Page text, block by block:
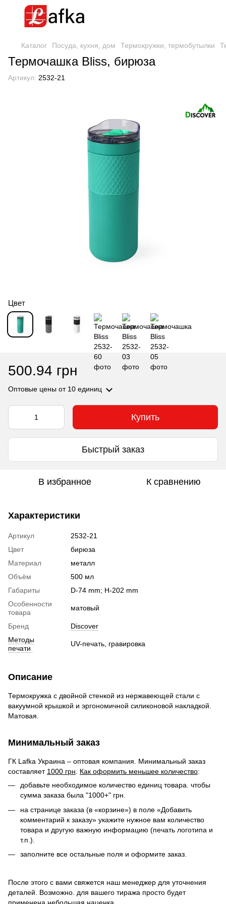
Каталог Посуда, кухня, дом Термокружки, термобутылки
Термочашка Bliss, бирюза
Артикул: 2532-21
Цвет
500.94 грн
Оптовые цены от 10 единиц
Купить
Быстрый заказ
В избранное К сравнению
Характеристики
Артикул
2532-21
Цвет
бирюза
Материал
металл
Объём
500 мл
Габариты
D-74 mm; H-202 mm
Особенности
товара
матовый
Бренд
Discover
Методы
печати
UV-печать, гравировка
Описание
Термокружка с двойной стенкой из нержавеющей стали с
вакуумной крышкой и эргономичной силиконовой накладкой.
Матовая.
Минимальный заказ
ГК Lafka Украина – оптовая компания. Минимальный заказ
составляет 1000 грн. Как оформить меньшее количество:
добавьте необходимое количество единиц товара. чтобы
сумма заказа была "1000+" грн.
на странице заказа (в «корзине») в поле «Добавить
комментарий к заказу» укажите нужное вам количество
товара и другую важную информацию (печать логотипа и
т.п.).
заполните все остальные поля и оформите заказ.
После этого с вами свяжется наш менеджер для уточнения
деталей. Возможно. для вашего тиража просто будет
применена небольшая наценка.